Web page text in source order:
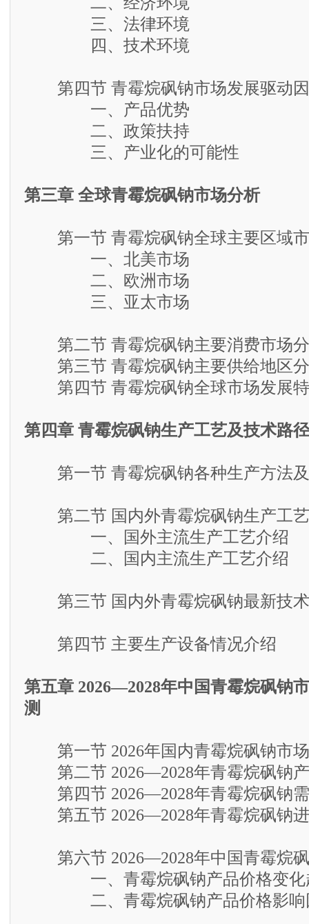
三、法律环境
四、技术环境
第四节 青霉烷砜钠市场发展驱动
一、产品优势
二、政策扶持
三、产业化的可能性
第三章 全球青霉烷砜钠市场分析
第一节 青霉烷砜钠全球主要区域
一、北美市场
二、欧洲市场
三、亚太市场
第二节 青霉烷砜钠主要消费市场
第三节 青霉烷砜钠主要供给地区
第四节 青霉烷砜钠全球市场发展特
第四章 青霉烷砜钠生产工艺及技术路
第一节 青霉烷砜钠各种生产方法及
第二节 国内外青霉烷砜钠生产工艺
一、国外主流生产工艺介绍
二、国内主流生产工艺介绍
第三节 国内外青霉烷砜钠最新技术
第四节 主要生产设备情况介绍
第五章 2026—2028年中国青霉烷砜钠
测
第一节 2026年国内青霉烷砜钠市
第二节 2026—2028年青霉烷砜钠产
第四节 2026—2028年青霉烷砜钠需
第五节 2026—2028年青霉烷砜钠进
第六节 2026—2028年中国青霉烷砜
一、青霉烷砜钠产品价格变化
二、青霉烷砜钠产品价格影响